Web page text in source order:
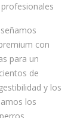
con
para un
de
y los
los